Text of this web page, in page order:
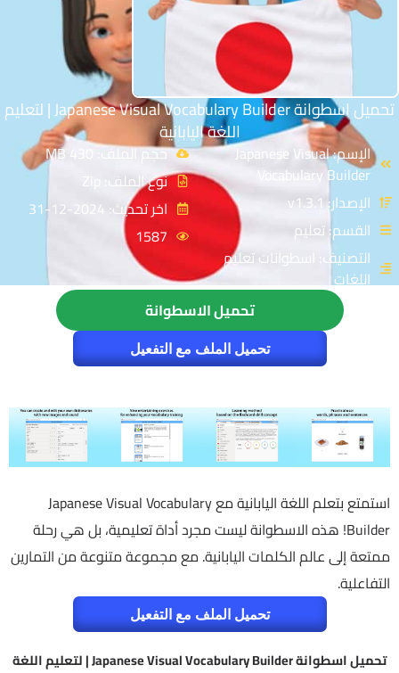
تحميل اسطوانة Japanese Visual Vocabulary Builder | لتعليم
اللغة اليابانية
الإسم: Japanese Visual
Vocabulary Builder
الإصدار: v1.3.1
القسم: تعليم
التصنيف: اسطوانات تعليم
اللغات
حجم الملف: 430 MB
نوع الملف: Zip
اخر تحديث: 2024-12-31
1587
تحميل الاسطوانة
تحميل الملف مع التفعيل
استمتع بتعلم اللغة اليابانية مع Japanese Visual Vocabulary
Builder! هذه الاسطوانة ليست مجرد أداة تعليمية، بل هي رحلة
ممتعة إلى عالم الكلمات اليابانية. مع مجموعة متنوعة من التمارين
التفاعلية.
تحميل الملف مع التفعيل
تحميل اسطوانة Japanese Visual Vocabulary Builder | لتعليم اللغة